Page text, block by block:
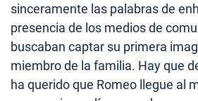
sinceramente las palabras de
presencia de los medios de
buscaban captar su primera
miembro de la familia. Hay que
ha querido que Romeo llegue al